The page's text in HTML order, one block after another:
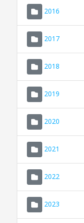
2016
2017
2018
2019
2020
2021
2022
2023